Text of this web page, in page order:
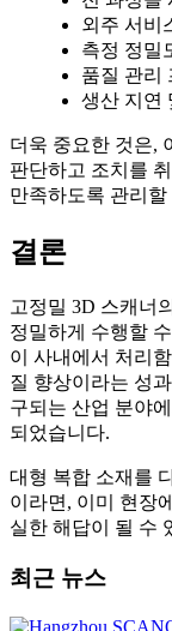
외주 서비
측정 정밀
품질 관리
생산 지연
더욱 중요한 것은,
판단하고 조치를
만족하도록 관리
결론
고정밀 3D 스캐너
정밀하게 수행할
이 사내에서 처리
질 향상이라는 성
구되는 산업 분야
되었습니다.
대형 복합 소재를
이라면, 이미 현장
실한 해답이 될 수
최근 뉴스